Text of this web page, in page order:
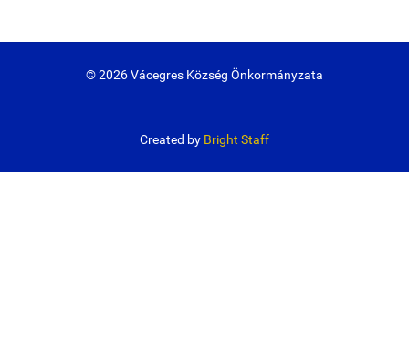
© 2026 Vácegres Község Önkormányzata
Created by Bright Staff